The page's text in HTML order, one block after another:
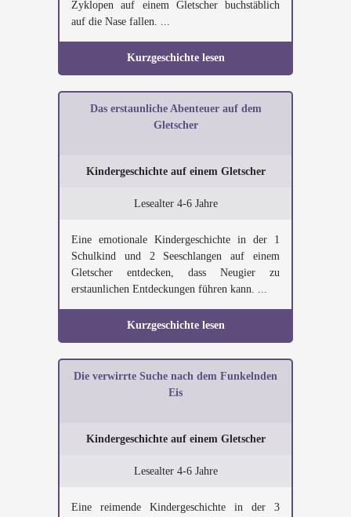
Zyklopen auf einem Gletscher buchstäblich
auf die Nase fallen. ...
Kurzgeschichte lesen
Das erstaunliche Abenteuer auf dem
Gletscher
Kindergeschichte auf einem Gletscher
Lesealter 4-6 Jahre
Eine emotionale Kindergeschichte in der 1
Schulkind und 2 Seeschlangen auf einem
Gletscher entdecken, dass Neugier zu
erstaunlichen Entdeckungen führen kann. ...
Kurzgeschichte lesen
Die verwirrte Suche nach dem Funkelnden
Eis
Kindergeschichte auf einem Gletscher
Lesealter 4-6 Jahre
Eine reimende Kindergeschichte in der 3